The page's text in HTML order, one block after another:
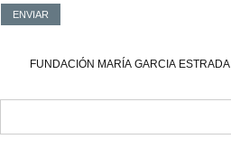
FUNDACIÓN MARÍA GARCIA ESTRADA